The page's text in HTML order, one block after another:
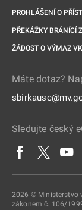
PROHLÁŠENÍ O
PŘEKÁŽKY BRÁNÍCÍ
ŽÁDOST O VÝMAZ
Máte dotaz?
Sledujte český
2026 © Ministerstvo
zákonem č. 106/